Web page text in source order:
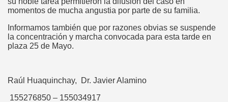
momentos de mucha angustia por parte de su familia.
Informamos también que por razones obvias se suspende
la concentración y marcha convocada para esta tarde en
plaza 25 de Mayo.
Raúl Huaquinchay, Dr. Javier Alamino
155276850 – 155034917